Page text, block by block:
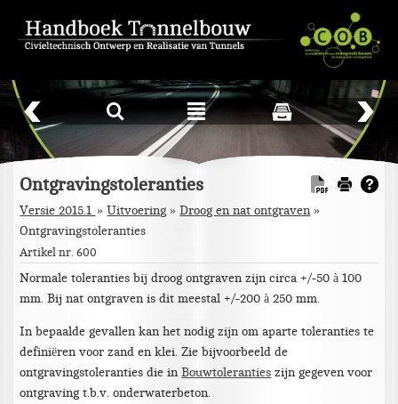
L ²
Ontgravingstoleranties
Versie 2015.1 Uitvoering »Droog en nat ontgraven »
Ontgravingstoleranties
Artikel nr. 600
Normale toleranties bij droog ontgraven zijn circa +/-50 à 100
mm. Bij nat ontgraven is dit meestal +/-200 à 250 mm.
In bepaalde gevallen kan het nodig zijn om aparte toleranties te
definiëren voor zand en klei. Zie bijvoorbeeld de
ontgravingstoleranties die inBouwtoleranties zijn gegeven voor
ontgraving t.b.v. onderwaterbeton.